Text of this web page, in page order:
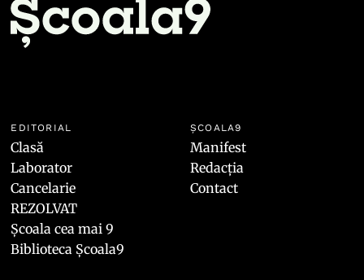
EDITORIAL
Clasă
Laborator
Cancelarie
REZOLVAT
Școala cea mai 9
Biblioteca Școala9
ȘCOALA9
Manifest
Redacția
Contact